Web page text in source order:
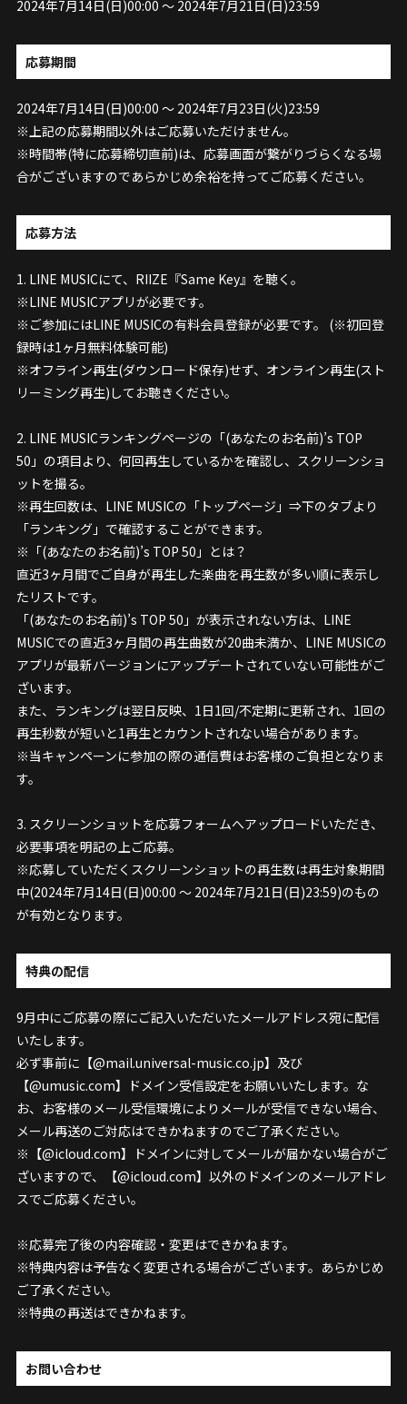
2024年7月14日(日)00:00 ～ 2024年7月21日(日)23:59
応募期間
2024年7月14日(日)00:00 ～ 2024年7月23日(火)23:59
※上記の応募期間以外はご応募いただけません。
※時間帯(特に応募締切直前)は、応募画面が繋がりづらくなる場
合がございますのであらかじめ余裕を持ってご応募ください。
応募方法
1. LINE MUSICにて、RIIZE『Same Key』を聴く。
※LINE MUSICアプリが必要です。
※ご参加にはLINE MUSICの有料会員登録が必要です。 (※初回登
録時は1ヶ月無料体験可能)
※オフライン再生(ダウンロード保存)せず、オンライン再生(スト
リーミング再生)してお聴きください。
2. LINE MUSICランキングページの「(あなたのお名前)’s TOP
50」の項目より、何回再生しているかを確認し、スクリーンショ
ットを撮る。
※再生回数は、LINE MUSICの「トップページ」⇒下のタブより
「ランキング」で確認することができます。
※「(あなたのお名前)’s TOP 50」とは？
直近3ヶ月間でご自身が再生した楽曲を再生数が多い順に表示し
たリストです。
「(あなたのお名前)’s TOP 50」が表示されない方は、LINE
MUSICでの直近3ヶ月間の再生曲数が20曲未満か、LINE MUSICの
アプリが最新バージョンにアップデートされていない可能性がご
ざいます。
また、ランキングは翌日反映、1日1回/不定期に更新され、1回の
再生秒数が短いと1再生とカウントされない場合があります。
※当キャンペーンに参加の際の通信費はお客様のご負担となりま
す。
3. スクリーンショットを応募フォームへアップロードいただき、
必要事項を明記の上ご応募。
※応募していただくスクリーンショットの再生数は再生対象期間
中(2024年7月14日(日)00:00 ～ 2024年7月21日(日)23:59)のもの
が有効となります。
特典の配信
9月中にご応募の際にご記入いただいたメールアドレス宛に配信
いたします。
必ず事前に【@mail.universal-music.co.jp】及び
【@umusic.com】ドメイン受信設定をお願いいたします。な
お、お客様のメール受信環境によりメールが受信できない場合、
メール再送のご対応はできかねますのでご了承ください。
※【@icloud.com】ドメインに対してメールが届かない場合がご
ざいますので、【@icloud.com】以外のドメインのメールアドレ
スでご応募ください。
※応募完了後の内容確認・変更はできかねます。
※特典内容は予告なく変更される場合がございます。あらかじめ
ご了承ください。
※特典の再送はできかねます。
お問い合わせ